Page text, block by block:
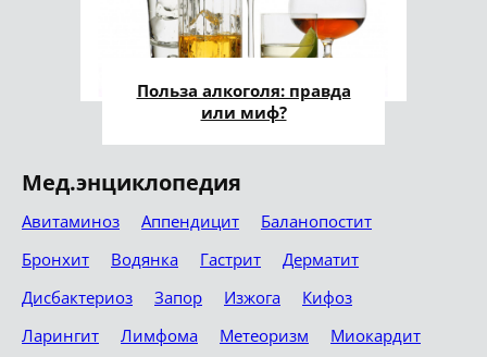
Польза алкоголя: правда
или миф?
Мед.энциклопедия
Авитаминоз Аппендицит
Баланопостит
Бронхит
Водянка Гастрит
Дерматит
Дисбактериоз
Запор Изжога
Кифоз
Ларингит
Лимфома Метеоризм
Миокардит